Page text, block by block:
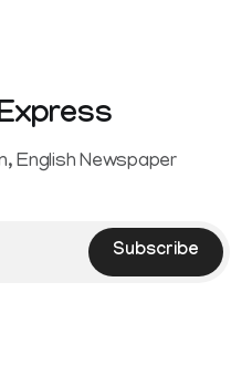
English Newspaper
Subscribe